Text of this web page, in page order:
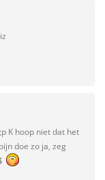
K hoop niet dat het
doe zo ja, zeg